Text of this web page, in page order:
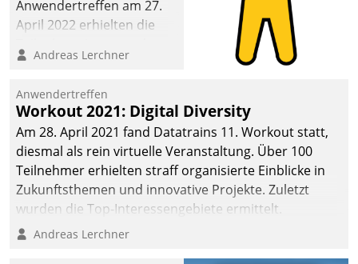
Anwendertreffen am 27.
April 2022 erhielten die
Teilnehmer kurzweilige
Cloud-Strategien und -
Lösungen mit hohem
Zukunftspotenzial.
Andreas Lerchner
Anwendertreffen
Workout 2021: Digital Diversity
Am 28. April 2021 fand Datatrains 11. Workout statt,
diesmal als rein virtuelle Veranstaltung. Über 100
Teilnehmer erhielten straff organisierte Einblicke in
Zukunftsthemen und innovative Projekte. Zuletzt
wurden die Top-Interessengebiete ermittelt.
Andreas Lerchner